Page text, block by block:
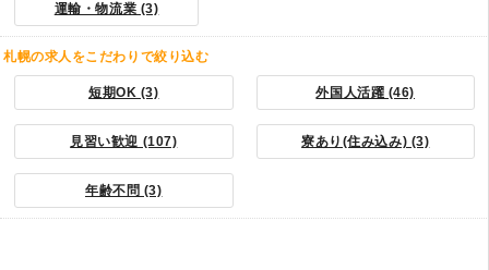
運輸・物流業 (3)
札幌の求人をこだわりで絞り込む
短期OK (3) 外国人活躍 (46)
見習い歓迎 (107) 寮あり(住み込み) (3)
年齢不問 (3)